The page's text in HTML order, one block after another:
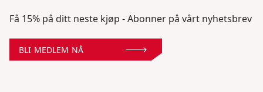
Få 15% på ditt neste kjøp - Abonner på vårt nyhetsbrev
BLI MEDLEM NÅ